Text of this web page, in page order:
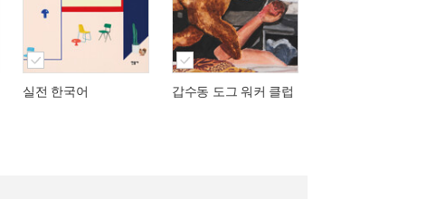
실전 한국어 갑수동 도그 워커 클럽